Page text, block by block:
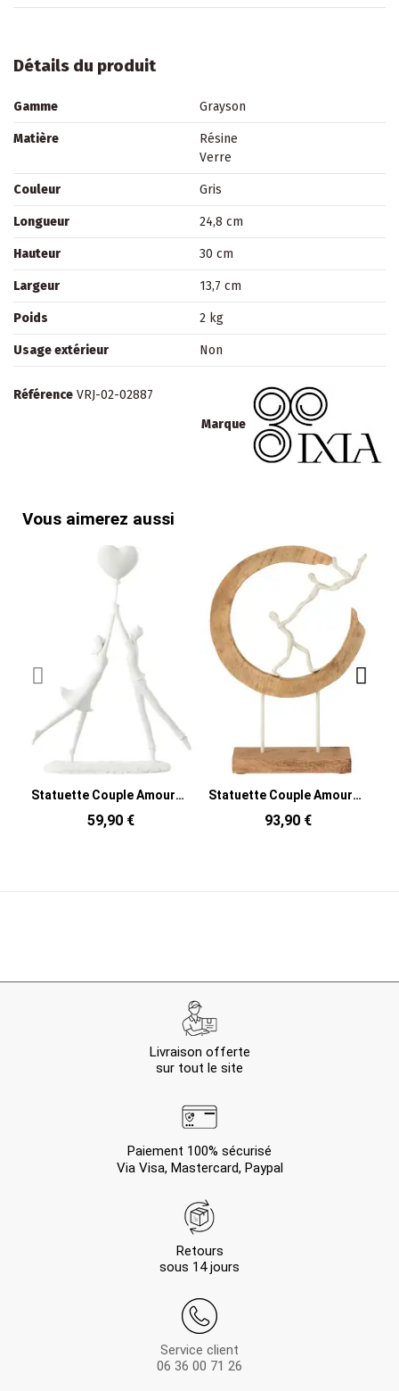
Détails du produit
Gamme Grayson
Matière
Résine
Verre
Couleur Gris
Longueur 24,8 cm
Hauteur 30 cm
Largeur 13,7 cm
Poids 2 kg
Usage extérieur Non
Marque
Référence VRJ-02-02887
Vous aimerez aussi
Statuette Couple Amoureux XL Hauteur 35 cm en Résine Blanc Balloon
59,90 €
Statuette Couple Amoureux XL Hauteur 48 cm en Bois de manguier Naturel Métal Blanc Lovela
93,90 €
Livraison offerte
sur tout le site
Paiement 100% sécurisé
Via Visa, Mastercard, Paypal
Retours
sous 14 jours
Service client
06 36 00 71 26